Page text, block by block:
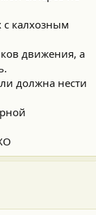
калхозным
движения, а
должна нести